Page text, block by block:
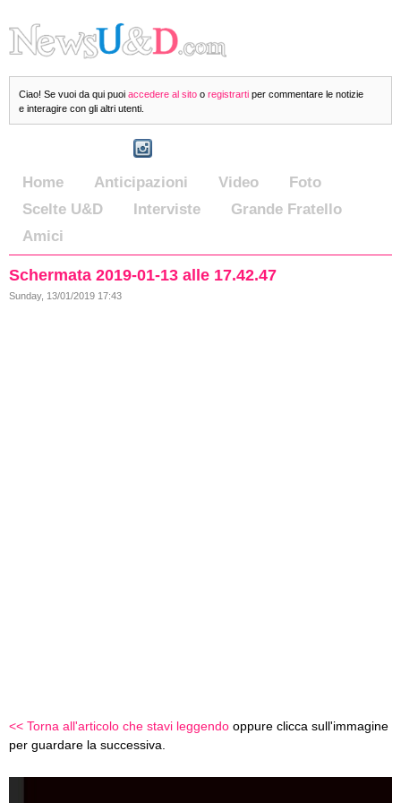
Ciao! Se vuoi da qui puoi accedere al sito o registrarti per commentare le notizie
e interagire con gli altri utenti.
Home Anticipazioni Video
Foto
Scelte U&D
Interviste
Grande Fratello
Amici
Schermata 2019-01-13 alle 17.42.47
Sunday, 13/01/2019 17:43
<< Torna all'articolo che stavi leggendo oppure clicca sull'immagine
per guardare la successiva.